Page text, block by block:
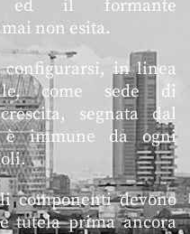
ed il formante
non esita.
in linea
come sede di
segnata dal
è immune da ogni
componenti devono
tutela prima ancora